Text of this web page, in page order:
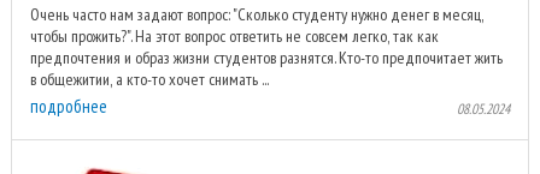
Очень часто нам задают вопрос: "Сколько студенту нужно денег в месяц,
чтобы прожить?". На этот вопрос ответить не совсем легко, так как
предпочтения и образ жизни студентов разнятся. Кто-то предпочитает жить
в общежитии, а кто-то хочет снимать ...
подробнее 08.05.2024